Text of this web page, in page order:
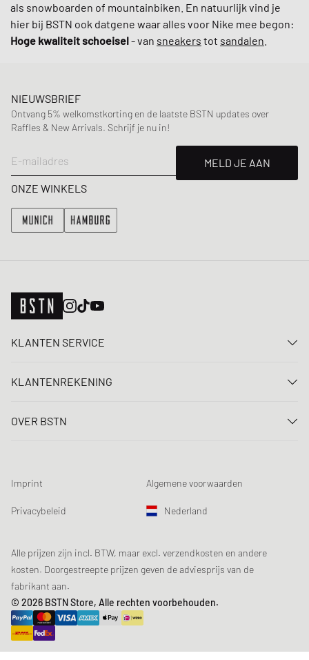
als snowboarden of mountainbiken. En natuurlijk vind je
hier bij BSTN ook datgene waar alles voor Nike mee begon:
Hoge kwaliteit schoeisel- van sneakers tot sandalen
NIEUWSBRIEF
Ontvang 5% welkomstkorting en de laatste BSTN updates over
Raffles & New Arrivals. Schrijf je nu in!
E-mailadres
MELD JE AAN
ONZE WINKELS
KLANTEN SERVICE
FAQ
Loyalty Program
Productveiligheid
KLANTENREKENING
Registreren
Aanmelden nieuwsbrief
Gegevenscontrole
OVER BSTN
Chronicles
Sustainability
Studentenkorting: EDiU
Imprint Algemene voorwaarden
Privacybeleid Nederland
Alle prijzen zijn incl. BTW, maar excl. verzendkosten en andere
kosten. Doorgestreepte prijzen geven de adviesprijs van de
fabrikant aan.
© 2026 BSTN Store, Alle rechten voorbehouden.